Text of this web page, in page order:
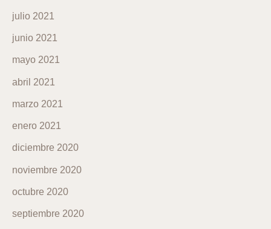
julio 2021
junio 2021
mayo 2021
abril 2021
marzo 2021
enero 2021
diciembre 2020
noviembre 2020
octubre 2020
septiembre 2020